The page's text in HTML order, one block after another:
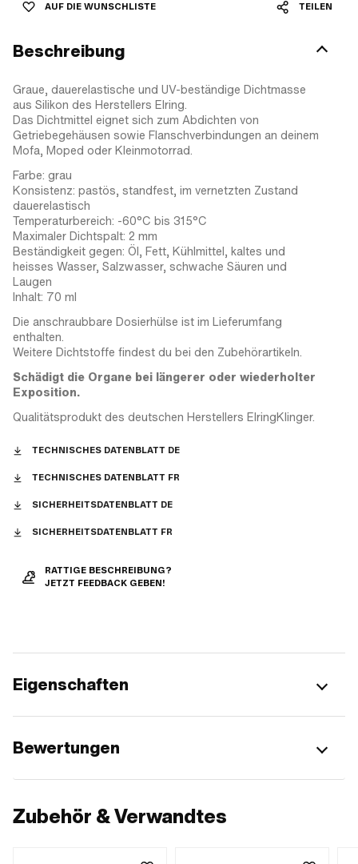
AUF DIE WUNSCHLISTE TEILEN
Beschreibung
Graue, dauerelastische und UV-beständige Dichtmasse
aus Silikon des Herstellers Elring.
Das Dichtmittel eignet sich zum Abdichten von
Getriebegehäusen sowie Flanschverbindungen an deinem
Mofa, Moped oder Kleinmotorrad.
Farbe: grau
Konsistenz: pastös, standfest, im vernetzten Zustand
dauerelastisch
Temperaturbereich: -60°C bis 315°C
Maximaler Dichtspalt: 2 mm
Beständigkeit gegen: Öl, Fett, Kühlmittel, kaltes und
heisses Wasser, Salzwasser, schwache Säuren und
Laugen
Inhalt: 70 ml
Die anschraubbare Dosierhülse ist im Lieferumfang
enthalten.
Weitere Dichtstoffe findest du bei den Zubehörartikeln.
Schädigt die Organe bei längerer oder wiederholter
Exposition.
Qualitätsprodukt des deutschen Herstellers ElringKlinger.
TECHNISCHES DATENBLATT DE
TECHNISCHES DATENBLATT FR
SICHERHEITSDATENBLATT DE
SICHERHEITSDATENBLATT FR
RATTIGE BESCHREIBUNG?
JETZT FEEDBACK GEBEN!
Eigenschaften
Bewertungen
Zubehör & Verwandtes